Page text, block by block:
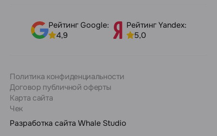
Рейтинг Google:
4,9
Рейтинг Yandex:
5,0
Политика конфиденциальности
Договор публичной оферты
Карта сайта
Чек
Разработка сайта Whale Studio